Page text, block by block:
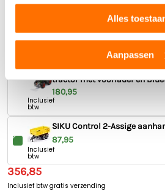
Alles
Aanpassen
Toevoegen
Siku Control op afstand
tractor met voorlader en
180,95
Inclusief
btw
SIKU Control 2-Assige
87,95
Inclusief
btw
356,85
Inclusief btw gratis verzending